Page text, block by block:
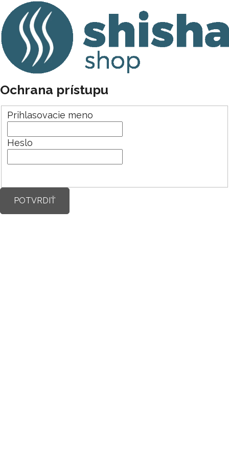
Ochrana prístupu
Prihlasovacie meno
Heslo
POTVRDIŤ